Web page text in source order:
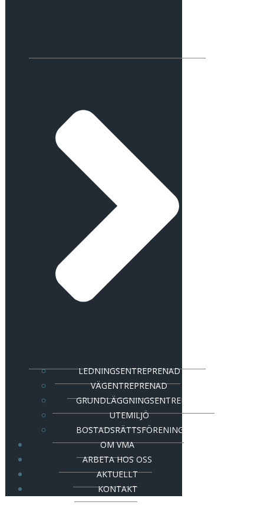
LEDNINGSENTREPRENAD
VÄGENTREPRENAD
GRUNDLÄGGNINGSENTREPRENAD
UTEMILJÖ
BOSTADSRÄTTSFÖRENING
OM VMA
ARBETA HOS OSS
AKTUELLT
KONTAKT